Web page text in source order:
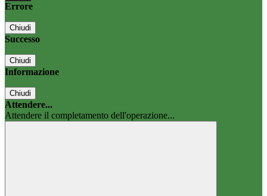
Errore
Chiudi
Successo
Chiudi
Informazione
Chiudi
Attendere...
Attendere il completamento dell'operazione...